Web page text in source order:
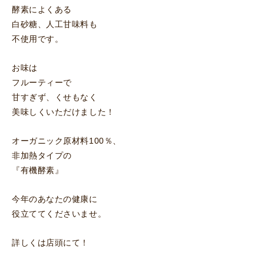
酵素によくある
白砂糖、人工甘味料も
不使用です。
お味は
フルーティーで
甘すぎず、くせもなく
美味しくいただけました！
オーガニック原材料100％、
非加熱タイプの
『有機酵素』
今年のあなたの健康に
役立ててくださいませ。
詳しくは店頭にて！